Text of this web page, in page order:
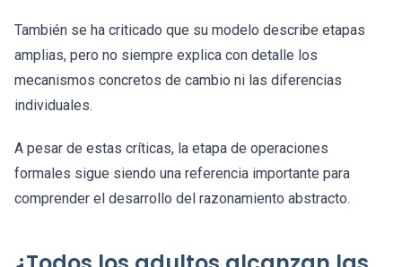
También se ha criticado que su modelo describe etapas
amplias, pero no siempre explica con detalle los
mecanismos concretos de cambio ni las diferencias
individuales.
A pesar de estas críticas, la etapa de operaciones
formales sigue siendo una referencia importante para
comprender el desarrollo del razonamiento abstracto.